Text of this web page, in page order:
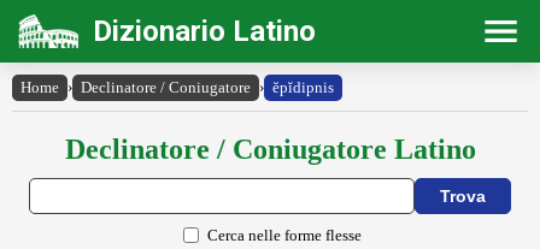
Dizionario Latino
Home › Declinatore / Coniugatore › ĕpĭdipnis
Declinatore / Coniugatore Latino
Cerca nelle forme flesse